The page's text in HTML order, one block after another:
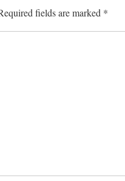
fields are marked *